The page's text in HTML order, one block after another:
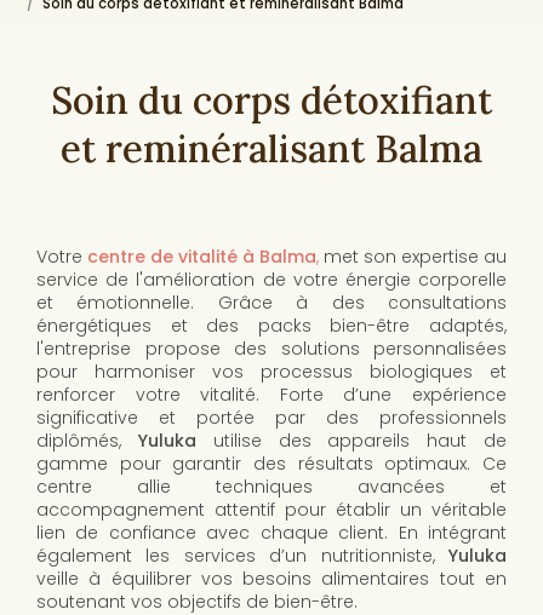
Soin du corps détoxifiant
et reminéralisant Balma
Votre centre de vitalité à Balma, met son expertise au
service de l'amélioration de votre énergie corporelle
et émotionnelle. Grâce à des consultations
énergétiques et des packs bien-être adaptés,
l'entreprise propose des solutions personnalisées
pour harmoniser vos processus biologiques et
renforcer votre vitalité. Forte d’une expérience
significative et portée par des professionnels
diplômés, Yuluka utilise des appareils haut de
gamme pour garantir des résultats optimaux. Ce
centre allie techniques avancées et
accompagnement attentif pour établir un véritable
lien de confiance avec chaque client. En intégrant
également les services d’un nutritionniste, Yuluka
veille à équilibrer vos besoins alimentaires tout en
soutenant vos objectifs de bien-être.